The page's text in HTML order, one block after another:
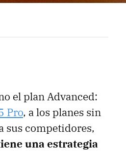
el plan Advanced:
Pro, a los planes sin
sus competidores,
una estrategia